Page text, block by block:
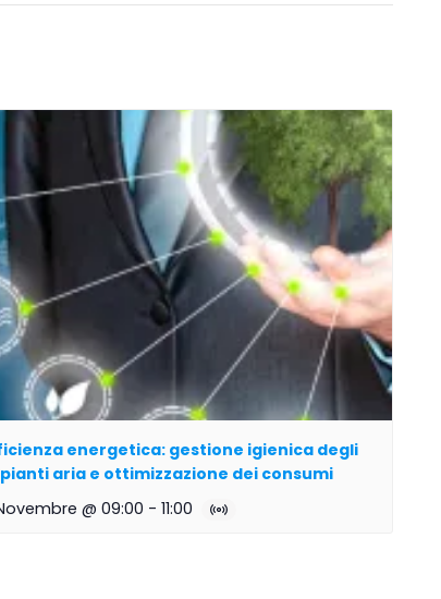
energetica: gestione igienica degli
aria e ottimizzazione dei consumi
@ 09:00 - 11:00